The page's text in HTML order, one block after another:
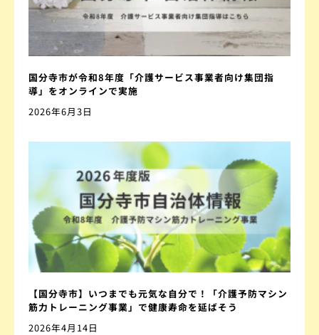
国分寺市が令和8年度「介護サービス事業者向け集団指
導」をオンラインで実施
2026年6月3日
【国分寺市】いつまでも元気な自分で！「介護予防マシン
筋力トレーニング事業」で健康寿命を延ばそう
2026年4月14日